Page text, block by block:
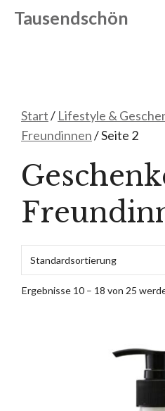
Zum
Inhalt
Tausendschön
Start/ Lifestyle &
Freundinnen/ Seite 2
Ergebnisse 10 – 18 von 25